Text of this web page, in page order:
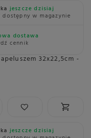
jeszcze dzisiaj
dostępny w magazynie
dostawa
cennik
32x22,5cm -
jeszcze dzisiaj